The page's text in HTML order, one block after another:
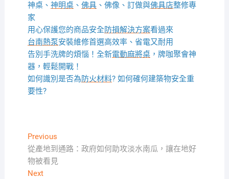
神桌、 神明桌、 佛具、佛像、訂做與佛具店整修專
家
用心保護您的商品安全防損解決方案看過來
台南熱泵安裝維修首選高效率、省電又耐用
告別手洗牌的煩惱！全新電動麻將桌，牌咖聚會神
器，輕鬆開戰！
如何識別是否為防火材料? 如何確何建築物安全重
要性?
文
章
導
PreviousPrevious
post:
從產地到通路：政府如何助攻淡水南瓜，讓在地好
物被看見
NextNext